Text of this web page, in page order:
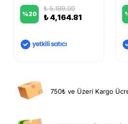
%20
₺ 5,199.00
₺ 4,164.81
750₺ ve Üzeri Kargo